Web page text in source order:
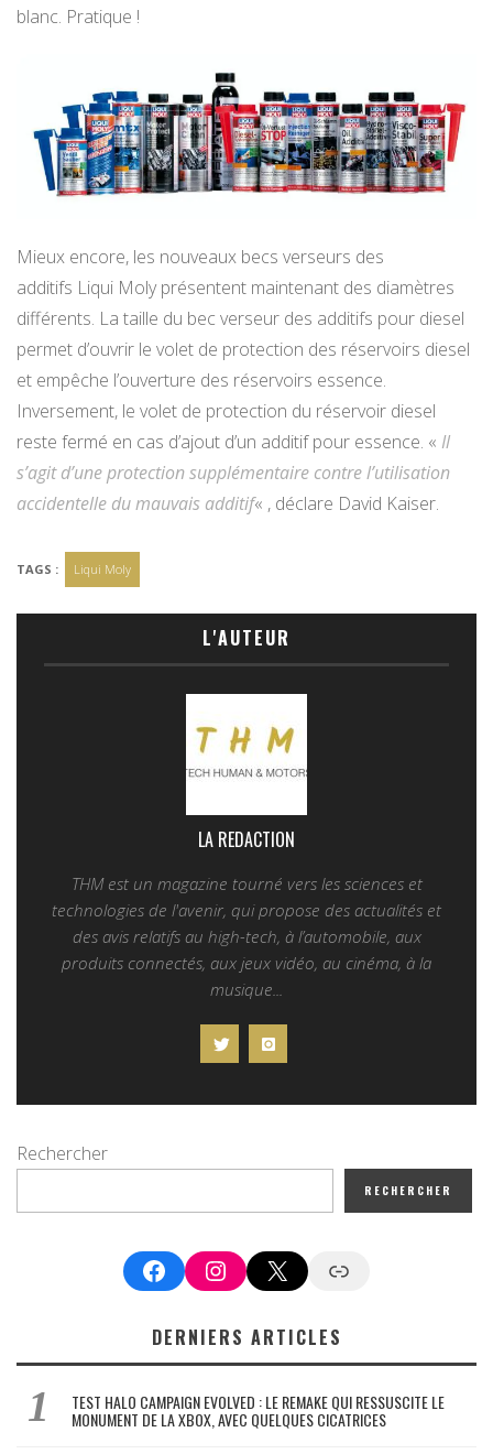
blanc. Pratique !
Mieux encore, les nouveaux becs verseurs des
additifs Liqui Molyprésentent maintenant des diamètres
différents. La taille du bec verseur des additifs pour diesel
permet d’ouvrir le volet de protection des réservoirs diesel
et empêche l’ouverture des réservoirs essence.
Inversement, le volet de protection du réservoir diesel
reste fermé en cas d’ajout d’un additif pour essence. « Il
s’agit d’une protection supplémentaire contre l’utilisation
accidentelle du mauvais additif« , déclare David Kaiser.
TAGS : Liqui Moly
L'AUTEUR
LA REDACTION
THM est un magazine tourné vers les sciences et
technologies de l'avenir, qui propose des actualités et
des avis relatifs au high-tech, à l’automobile, aux
produits connectés, aux jeux vidéo, au cinéma, à la
musique...
Rechercher
RECHERCHER
FacebookInstagram
X Google News
DERNIERS ARTICLES
TEST HALO CAMPAIGN EVOLVED : LE REMAKE QUI RESSUSCITE LE
MONUMENT DE LA XBOX, AVEC QUELQUES CICATRICES